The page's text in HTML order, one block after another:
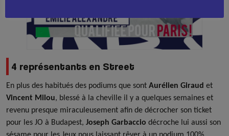
4 représentants en Street
En plus des habitués des podiums que sont Aurélien Giraud et
Vincent Milou, blessé à la cheville il y a quelques semaines et
revenu presque miraculeusement afin de décrocher son ticket
pour les JO à Budapest, Joseph Garbaccio décroche lui aussi son
sésame pour les Jeux nous laissant rêver à un podium 100%